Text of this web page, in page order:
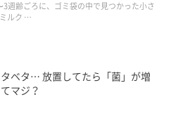
の床とかで、ゴロンと横にな
黒猫に成長した姿にグッとくる
3週齢ごろに、ゴミ袋の中で見つかった小さ
ルク …
ベタ… 放置してたら「菌」が増
マジ？